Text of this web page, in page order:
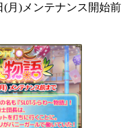
(月)メンテナンス開始前